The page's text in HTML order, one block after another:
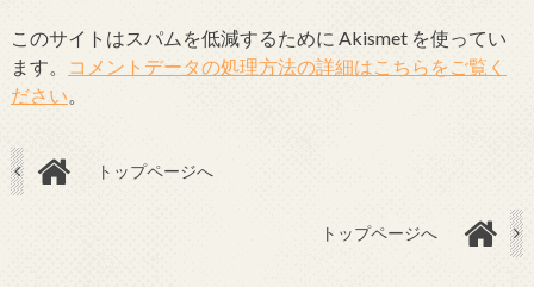
このサイトはスパムを低減するために Akismet を使ってい
ます。
コメントデータの処理方法の詳細はこちらをご覧く
ださい
トップページへ
トップページへ